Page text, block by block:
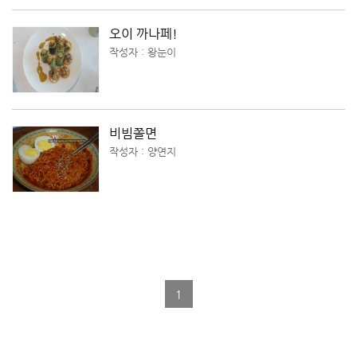
오이 까나페!
작성자 : 왕눈이
비빔쫄면
작성자 : 양연지
1